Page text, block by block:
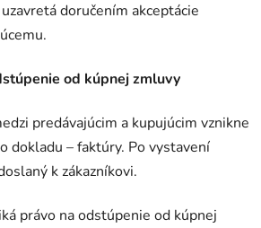
doručením akceptácie
od kúpnej zmluvy
predávajúcim a kupujúcim vznikne
dokladu – faktúry. Po vystavení
k zákazníkovi.
právo na odstúpenie od kúpnej